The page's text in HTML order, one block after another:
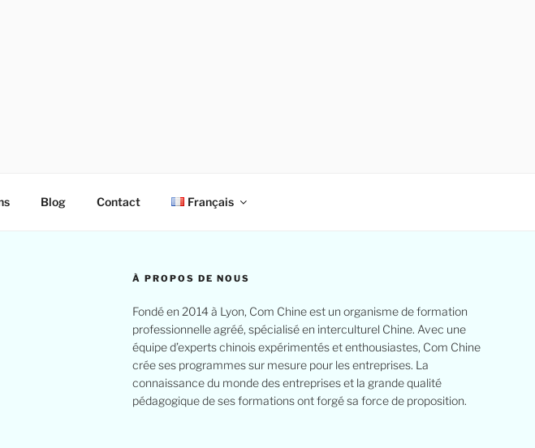
Blog Contact Français
À PROPOS DE NOUS
Fondé en 2014 à Lyon, Com Chine est un organisme de formation
professionnelle agréé, spécialisé en interculturel Chine. Avec une
équipe d’experts chinois expérimentés et enthousiastes, Com Chine
crée ses programmes sur mesure pour les entreprises. La
connaissance du monde des entreprises et la grande qualité
pédagogique de ses formations ont forgé sa force de proposition.